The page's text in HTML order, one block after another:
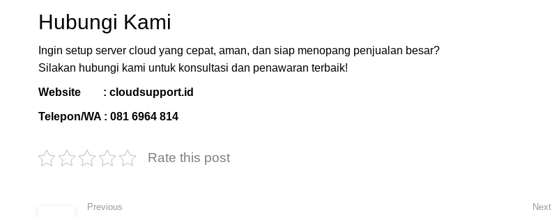
Hubungi Kami
Ingin setup server cloud yang cepat, aman, dan siap menopang penjualan besar?
Silakan hubungi kami untuk konsultasi dan penawaran terbaik!
Website : cloudsupport.id
Telepon/WA : 081 6964 814
Rate this post
Previous Next